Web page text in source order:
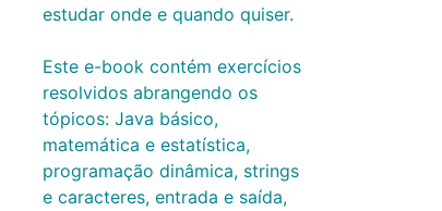
estudar onde e quando quiser.
Este e-book contém exercícios
resolvidos abrangendo os
tópicos: Java básico,
matemática e estatística,
programação dinâmica, strings
e caracteres, entrada e saída,